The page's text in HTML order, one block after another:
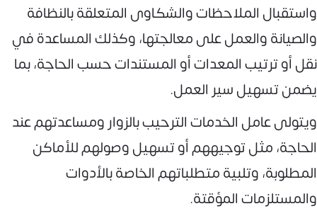
واستقبال الملاحظات والشكاوى المتعلقة بالنظافة
والصيانة والعمل على معالجتها، وكذلك المساعدة في
نقل أو ترتيب المعدات أو المستندات حسب الحاجة، بما
يضمن تسهيل سير العمل.
ويتولى عامل الخدمات الترحيب بالزوار ومساعدتهم عند
الحاجة، مثل توجيههم أو تسهيل وصولهم للأماكن
المطلوبة، وتلبية متطلباتهم الخاصة بالأدوات
والمستلزمات المؤقتة.